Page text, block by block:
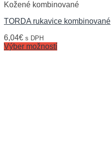
Kožené kombinované
TORDA rukavice kombinované
6,04€ s DPH
Výber možností